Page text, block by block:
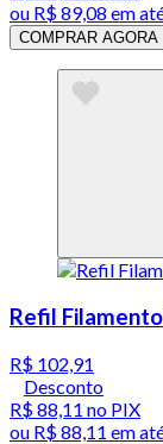
ou R$ 89,08 em
COMPRAR AGORA
Refil
R$ 102,91
Desconto
R$ 88,11 no PIX
ou R$ 88,11 em